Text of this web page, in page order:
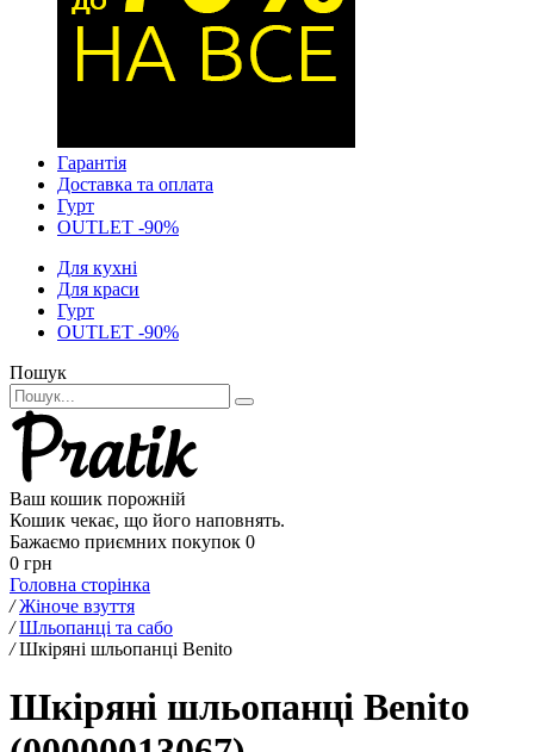
Гарантія
Доставка та оплата
Гурт
OUTLET -90%
Для кухні
Для краси
Гурт
OUTLET -90%
Пошук
Ваш кошик порожній
Кошик чекає, що його наповнять.
Бажаємо приємних покупок 0
0 грн
Головна сторінка
/ Жіноче взуття
/ Шльопанці та сабо
/ Шкіряні шльопанці Benito
Шкіряні шльопанці Benito